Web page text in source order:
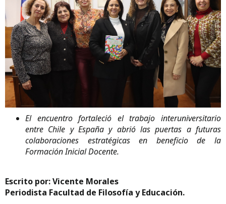
El encuentro fortaleció el trabajo interuniversitario
entre Chile y España y abrió las puertas a futuras
colaboraciones estratégicas en beneficio de la
Formación Inicial Docente.
Escrito por: Vicente Morales
Periodista Facultad de Filosofía y Educación.